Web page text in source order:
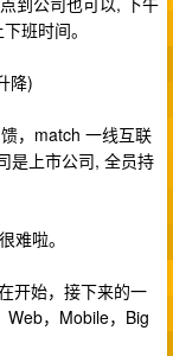
班时间。
降)
，match 一线互联
是上市公司, 全员持
难啦。
开始，接下来的一
Web，Mobile，Big